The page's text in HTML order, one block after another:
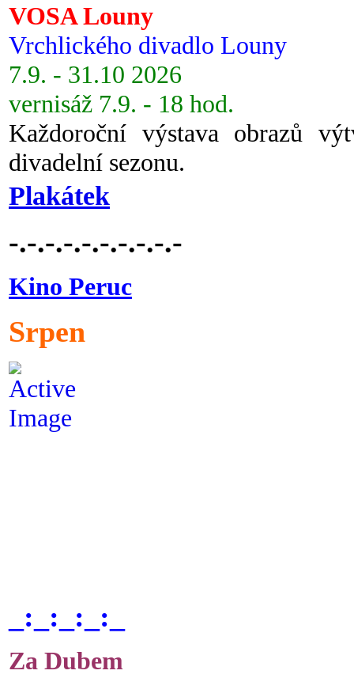
VOSA Louny
Vrchlického divadlo Louny
7.9. - 31.10 2026
vernisáž 7.9. - 18 hod.
Každoroční výstava obrazů
divadelní sezonu.
Plakátek
-.-.-.-.-.-.-.-.-.-
Kino Peruc
Srpen
_:_:_:_:_
Za Dubem